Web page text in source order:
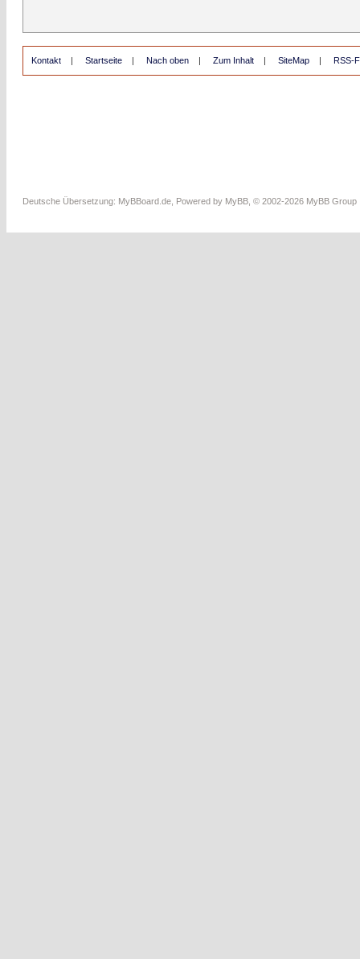
Kontakt | Startseite | Nach oben | Zum Inhalt | SiteMap | RSS-
Deutsche Übersetzung: MyBBoard.de , Powered by MyBB , © 2002-2026 MyBB Group